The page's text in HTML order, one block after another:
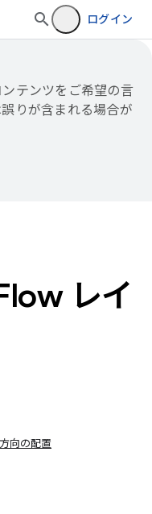
ログイン
テンツをご希望の言
りが含まれる場合が
レイ
向の配置